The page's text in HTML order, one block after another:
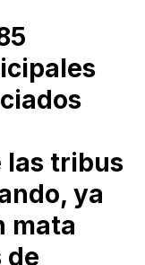
las tribus
ya
mata
de